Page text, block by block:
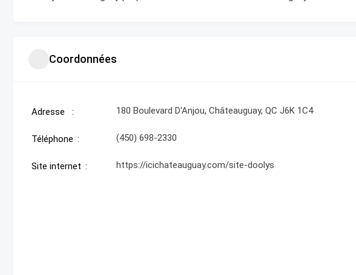
Coordonnées
Adresse 180 Boulevard D'Anjou, Châteauguay, QC J6K 1C4
Téléphone (450) 698-2330
Site internet https://icichateauguay.com/site-doolys